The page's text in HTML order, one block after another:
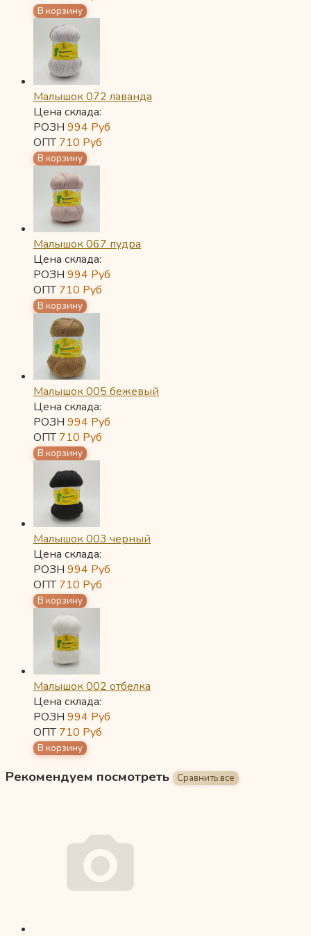
Малышок 072 лаванда
Цена склада:
РОЗН 994 Руб
ОПТ710 Руб
Малышок 067 пудра
Цена склада:
РОЗН 994 Руб
ОПТ710 Руб
Малышок 005 бежевый
Цена склада:
РОЗН 994 Руб
ОПТ710 Руб
Малышок 003 черный
Цена склада:
РОЗН 994 Руб
ОПТ710 Руб
Малышок 002 отбелка
Цена склада:
РОЗН 994 Руб
ОПТ710 Руб
Рекомендуем посмотреть